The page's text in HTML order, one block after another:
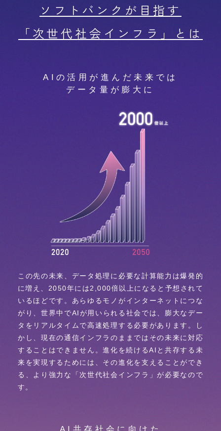
ソフトバンクが目指す
「次世代社会インフラ」とは
AIの活用が進んだ未来では
データ量が膨大に
この先の未来、データ処理に必要な計算能力は爆発的
に増え、2050年には2,000倍以上になると予想されて
いるほどです。あらゆるモノがインターネットにつな
がり、世界中でAIが用いられる社会では、膨大なデー
タをリアルタイムで高速処理する必要があります。し
かし、現在の通信インフラのままではその未来に対応
することはできません。進化を続けるAIと共存する未
来を実現するためには、その進化を支えることができ
る、より強力な「次世代社会インフラ」が必要なので
す。